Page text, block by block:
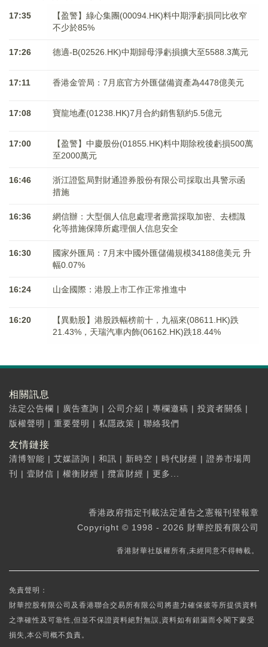
17:35
【盈警】綠心集團(00094.HK)料中期淨虧損同比收窄
不少於85%
17:26 德適-B(02526.HK)中期歸母淨虧損擴大至5588.3萬元
17:11 香港金管局：7月底官方外匯儲備資產為4478億美元
17:08 寶龍地產(01238.HK)7月合約銷售額約5.5億元
17:00
【盈警】中慶股份(01855.HK)料中期除稅後虧損500萬
至2000萬元
16:46
浙江證監局對財通證券股份有限公司採取出具警示函
措施
16:36
網信辦：大型個人信息處理者應當採取加密、去標識
化等措施保障所處理個人信息安全
16:30
國家外匯局：7月末中國外匯儲備規模34188億美元 升
幅0.07%
16:24 山金國際：港股上市工作正常推進中
16:20
【異動股】港股跌幅榜前十，九福來(08611.HK)跌
21.43%，天瑞汽車内飾(06162.HK)跌18.44%
相關訊息
法定公告欄 | 廣告查詢 | 公司介紹 | 專欄邀稿 | 投資者關係 |
版權聲明 | 重要聲明 | 私隱政策 | 聯絡我們
友情鏈接
清博智能 | 艾媒諮詢 | 和訊 | 新時空 | 時代財經 | 證券市場周
刊
| 壹財信 | 權衡財經 | 攬富財經 | 更多...
香港政府指定刊載法定通告之憲報刊登報章
Copyright © 1998 - 2026 財華控股有限公司
香港財華社版權所有,未經同意不得轉載。
免責聲明：
財華控股有限公司及香港聯合交易所有限公司將盡力確保彼等所提供資料
之準確性及可靠性,但並不保證資料絕對無誤,資料如有錯漏而令閣下蒙受
損失,本公司概不負責。